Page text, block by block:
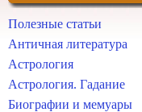
Полезные статьи
Античная литература
Астрология
Астрология. Гадание
Биографии и мемуары